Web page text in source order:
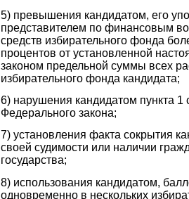
5) превышения кандидатом, его
представителем по финансовым
средств избирательного фонда
процентов от установленной
законом предельной суммы всех
избирательного фонда кандидата;
6) нарушения кандидатом пункта 1
Федерального закона;
7) установления факта сокрытия
своей судимости или наличии
государства;
8) использования кандидатом,
одновременно в нескольких